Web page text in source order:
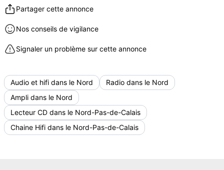
Partager cette annonce
Nos conseils de vigilance
Signaler un problème sur cette annonce
Audio et hifi dans le Nord
Radio dans le Nord
Ampli dans le Nord
Lecteur CD dans le Nord-Pas-de-Calais
Chaine Hifi dans le Nord-Pas-de-Calais